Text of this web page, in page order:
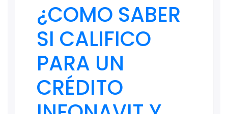
¿COMO SABER
SI CALIFICO
PARA UN
CRÉDITO